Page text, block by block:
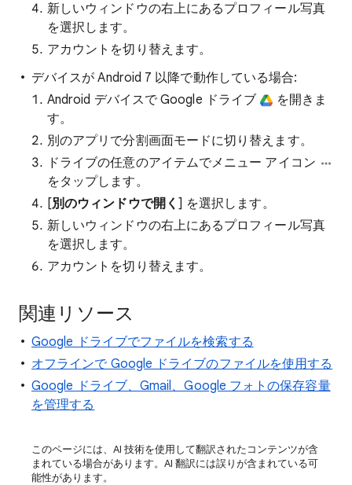
新しいウィンドウの右上にあるプロフィール写真
を選択します。
アカウントを切り替えます。
デバイスが Android 7 以降で動作している場合:
Android デバイスで Google ドライブ
を開きま
す。
別のアプリで分割画面モードに切り替えます。
ドライブの任意のアイテムでメニュー アイコン
をタップします。
[別のウィンドウで開く ] を選択します。
新しいウィンドウの右上にあるプロフィール写真
を選択します。
アカウントを切り替えます。
関連リソース
Google ドライブでファイルを検索する
オフラインで Google ドライブのファイルを使用する
Google ドライブ、Gmail、Google フォトの保存容量
を管理する
このページには、AI 技術を使用して翻訳されたコンテンツが含
まれている場合があります。AI 翻訳には誤りが含まれている可
能性があります。